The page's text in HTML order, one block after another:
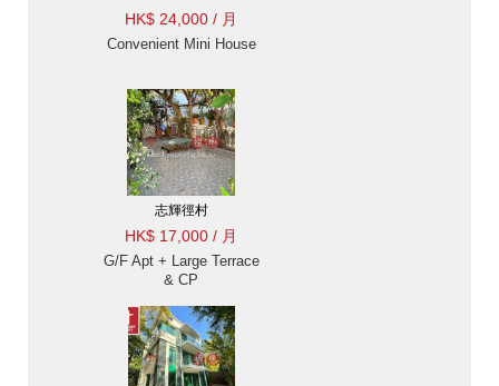
HK$ 24,000 / 月
Convenient Mini House
志輝徑村
HK$ 17,000 / 月
G/F Apt + Large Terrace
& CP